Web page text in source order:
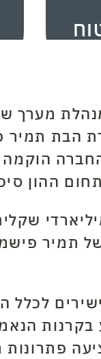
מערך
ההון
של תמיר
לכלל
בקרנות
פתרונות